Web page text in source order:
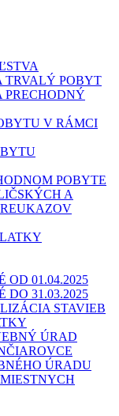
TRVALÝ POBYT
PRECHODNÝ
V RÁMCI
POBYTE
A
OD 01.04.2025
DO 31.03.2025
STAVIEB
ÚRAD
ÚRADU